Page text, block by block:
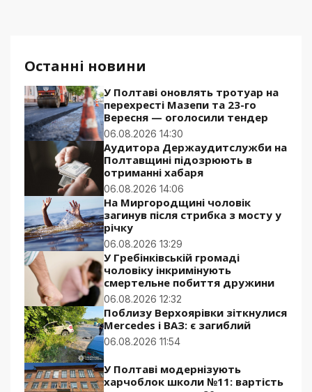
Останні новини
У Полтаві оновлять тротуар на
перехресті Мазепи та 23-го
Вересня — оголосили тендер
06.08.2026 14:30
Аудитора Держаудитслужби на
Полтавщині підозрюють в
отриманні хабаря
06.08.2026 14:06
На Миргородщині чоловік
загинув після стрибка з мосту у
річку
06.08.2026 13:29
У Гребінківській громаді
чоловіку інкримінують
смертельне побиття дружини
06.08.2026 12:32
Поблизу Верхоярівки зіткнулися
Mercedes і ВАЗ: є загиблий
06.08.2026 11:54
У Полтаві модернізують
харчоблок школи №11: вартість